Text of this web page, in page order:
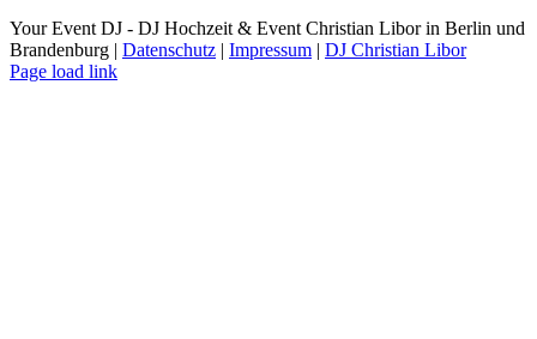
Your Event DJ - DJ Hochzeit & Event Christian Libor in Berlin und
Brandenburg | Datenschutz | Impressum | DJ Christian Libor
Page load link